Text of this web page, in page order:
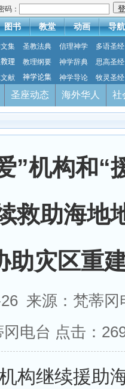
码：
图书 教堂 动画 导航
集 圣教法典 信理神学
多语圣经
理
教理纲要 神学辞典
思高圣经
献
神学论集 神学导论 牧灵圣经
圣座动态 海外华人 社
”机构和“
救助海地
助灾区重
来源：梵蒂
电台 点击：
构继续援助